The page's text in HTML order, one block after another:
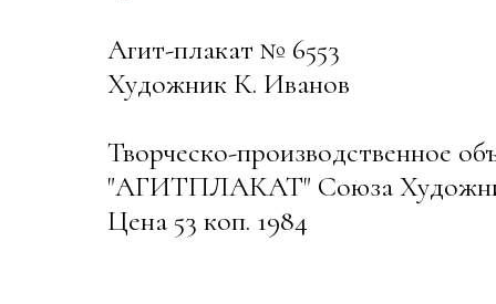
Агит-плакат № 6553
Художник К. Иванов
Творческо-производственное
"АГИТПЛАКАТ" Союза
Цена 53 коп. 1984